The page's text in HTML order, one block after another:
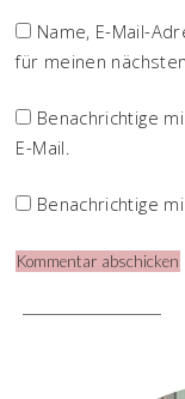
Name, E-Mail-
für meinen
Benachrichtige
E-Mail.
Benachrichtige